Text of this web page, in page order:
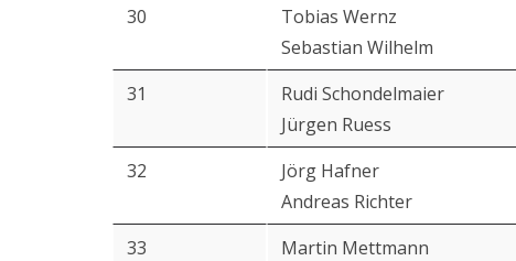
30
Tobias Wernz
Sebastian Wilhelm
31
Rudi Schondelmaier
Jürgen Ruess
32
Jörg Hafner
Andreas Richter
33
Martin Mettmann